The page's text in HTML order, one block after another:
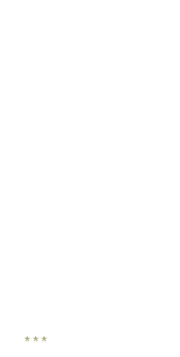
* * *